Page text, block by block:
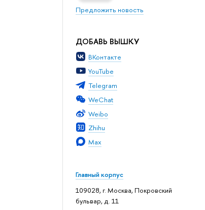
Предложить новость
ДОБАВЬ ВЫШКУ
ВКонтакте
YouTube
Telegram
WeChat
Weibo
Zhihu
Max
Главный корпус
109028, г. Москва, Покровский
бульвар, д. 11